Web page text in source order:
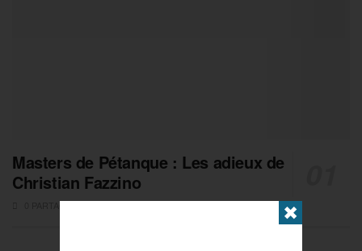
Masters de Pétanque : Les adieux de
Christian Fazzino
0 PARTAGES ✖